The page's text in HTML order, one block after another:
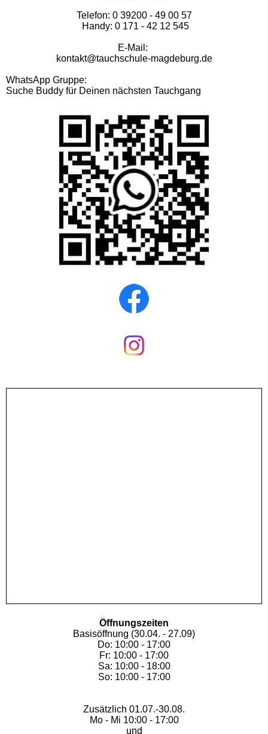
Telefon: 0 39200 - 49 00 57
Handy: 0 171 - 42 12 545
E-Mail:
kontakt@tauchschule-magdeburg.de
WhatsApp Gruppe:
Suche Buddy für Deinen nächsten Tauchgang
Öffnungszeiten
Basisöffnung (30.04. - 27.09)
Do: 10:00 - 17:00
Fr: 10:00 - 17:00
Sa: 10:00 - 18:00
So: 10:00 - 17:00
Zusätzlich 01.07.-30.08.
Mo - Mi 10:00 - 17:00
und